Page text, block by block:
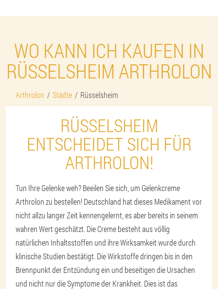
WO KANN ICH KAUFEN IN
RÜSSELSHEIM ARTHROLON
Arthrolon Städte Rüsselsheim
RÜSSELSHEIM
ENTSCHEIDET SICH FÜR
ARTHROLON!
Tun Ihre Gelenke weh? Beeilen Sie sich, um Gelenkcreme
Arthrolon zu bestellen! Deutschland hat dieses Medikament vor
nicht allzu langer Zeit kennengelernt, es aber bereits in seinem
wahren Wert geschätzt. Die Creme besteht aus völlig
natürlichen Inhaltsstoffen und ihre Wirksamkeit wurde durch
klinische Studien bestätigt. Die Wirkstoffe dringen bis in den
Brennpunkt der Entzündung ein und beseitigen die Ursachen
und nicht nur die Symptome der Krankheit. Dies ist das